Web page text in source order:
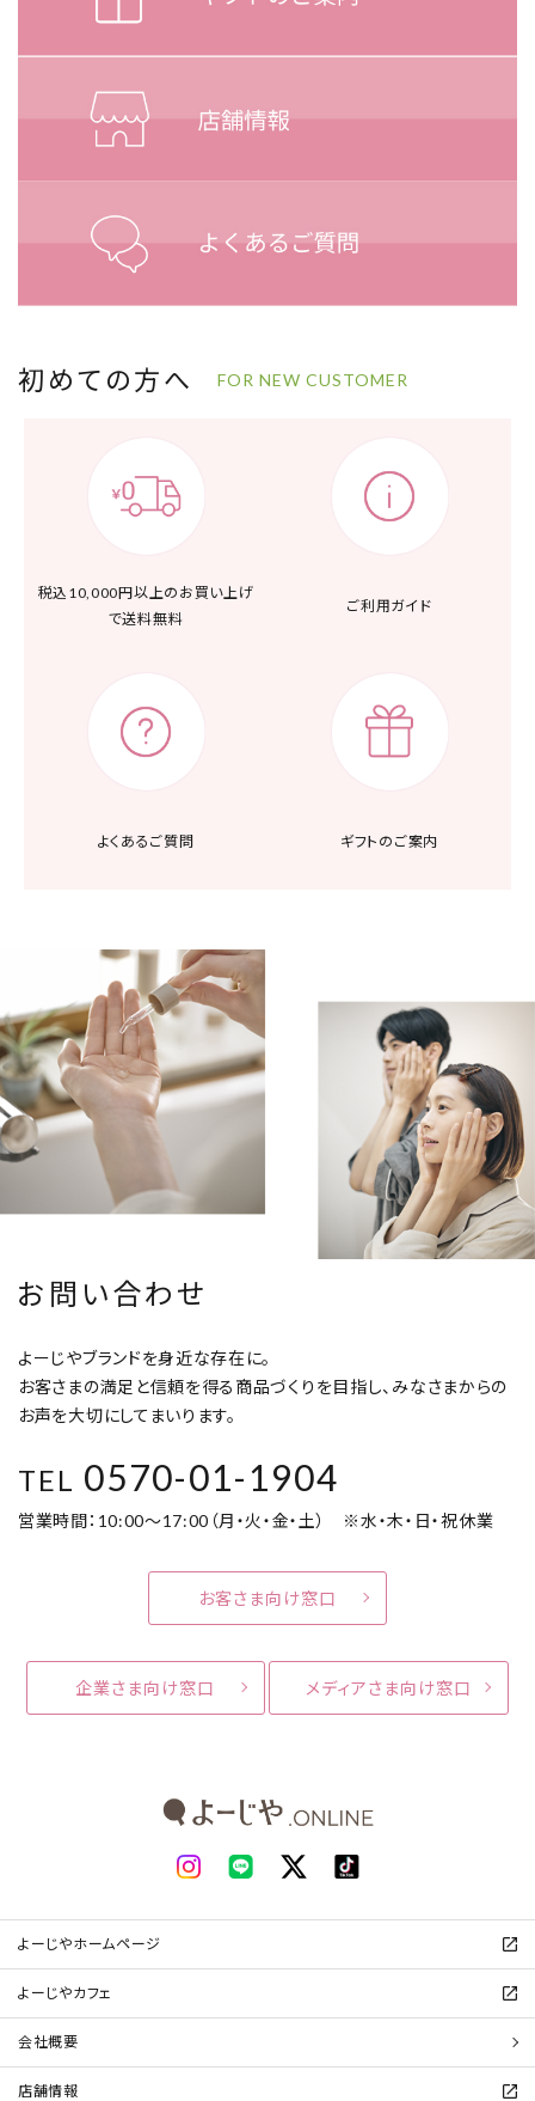
初めての方へ FOR NEW CUSTOMER
税込10,000円以上の お買い上げ
で送料無料
ご利用ガイド
よくあるご質問 ギフトのご案内
お問い合わせ
よーじやブランドを身近な存在に。
お客さまの満足と信頼を得る商品づくりを目指し、みなさまからの
お声を大切にしてまいります。
TEL 0570-01-1904
営業時間：10:00～17:00（月・火・金・土） ※水・木・日・祝休業
お客さま向け窓口
企業さま向け窓口 メディアさま向け窓口
よーじやホームページ
よーじやカフェ
会社概要
店舗情報